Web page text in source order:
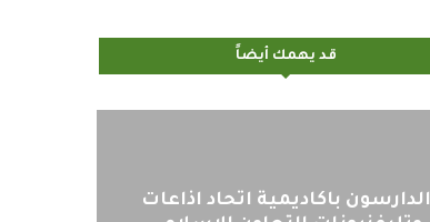
قد يهمك أيضاً
الدارسون باكاديمية اتحاد اذاعات